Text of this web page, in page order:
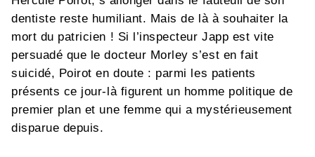
dentiste reste humiliant. Mais de là à souhaiter la
mort du patricien ! Si l’inspecteur Japp est vite
persuadé que le docteur Morley s’est en fait
suicidé, Poirot en doute : parmi les patients
présents ce jour-là figurent un homme politique de
premier plan et une femme qui a mystérieusement
disparue depuis.